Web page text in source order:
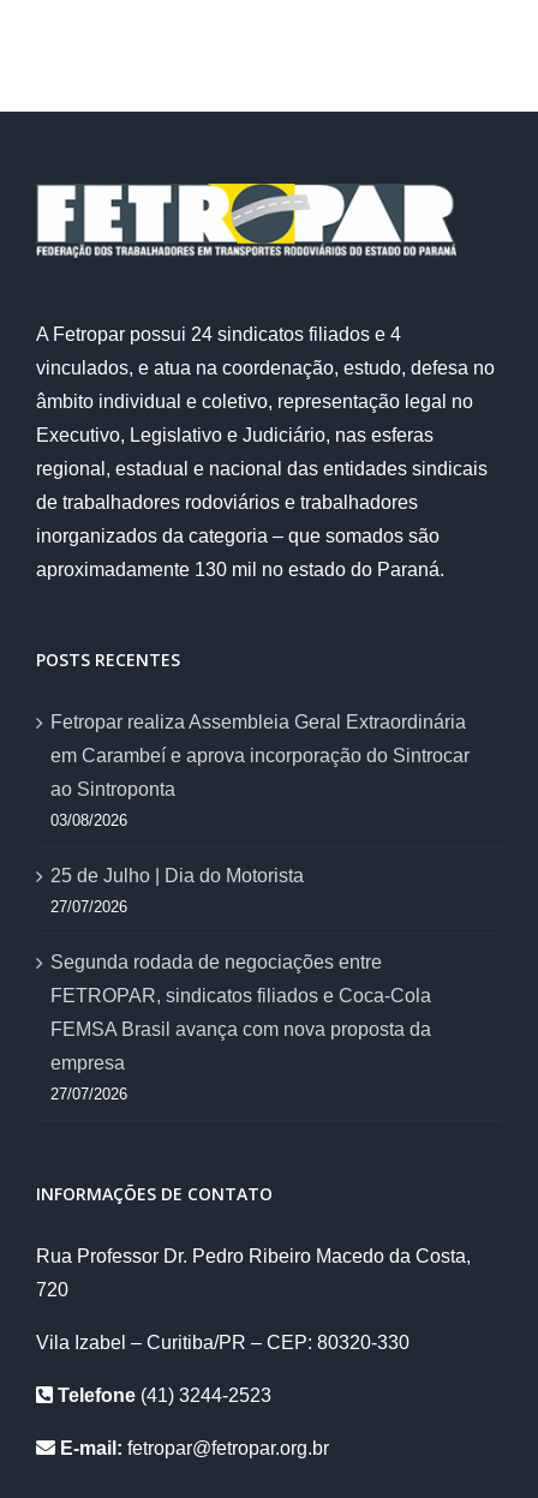
A Fetropar possui 24 sindicatos filiados e 4
vinculados, e atua na coordenação, estudo, defesa no
âmbito individual e coletivo, representação legal no
Executivo, Legislativo e Judiciário, nas esferas
regional, estadual e nacional das entidades sindicais
de trabalhadores rodoviários e trabalhadores
inorganizados da categoria – que somados são
aproximadamente 130 mil no estado do Paraná.
POSTS RECENTES
Fetropar realiza Assembleia Geral Extraordinária
em Carambeí e aprova incorporação do Sintrocar
ao Sintroponta
03/08/2026
25 de Julho | Dia do Motorista
27/07/2026
Segunda rodada de negociações entre
FETROPAR, sindicatos filiados e Coca-Cola
FEMSA Brasil avança com nova proposta da
empresa
27/07/2026
INFORMAÇÕES DE CONTATO
Rua Professor Dr. Pedro Ribeiro Macedo da Costa,
720
Vila Izabel – Curitiba/PR – CEP: 80320-330
Telefone (41) 3244-2523
E-mail: fetropar@fetropar.org.br